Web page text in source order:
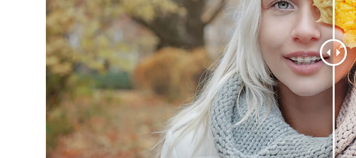
Uređivanje fotografija proizvoda